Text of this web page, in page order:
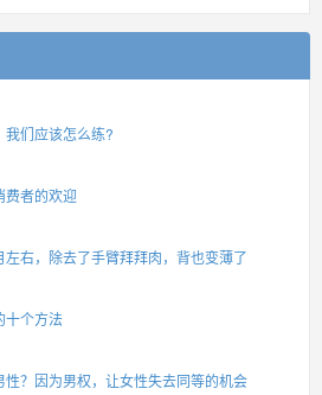
们应该怎么练?
费者的欢迎
右，除去了手臂拜拜肉，背也变薄了
十个方法
性？因为男权，让女性失去同等的机会